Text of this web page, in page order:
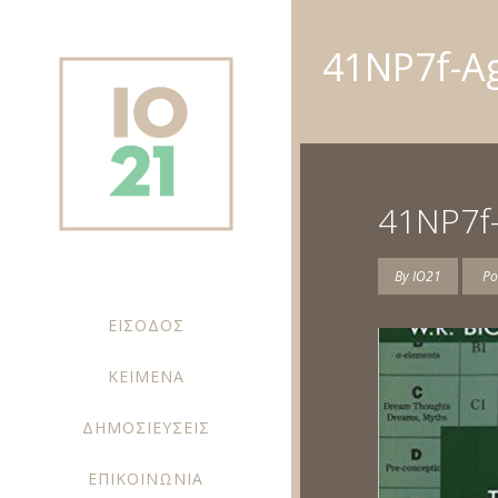
ΕΙΣΟΔΟΣ
ΚΕΙΜΕΝΑ
ΔΗΜΟΣΙΕΥΣΕΙΣ
ΕΠΙΚΟΙΝΩΝΙΑ
41NP7f-
ByIO21